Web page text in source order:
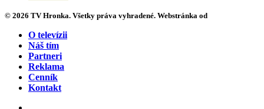
© 2026 TV Hronka. Všetky práva vyhradené. Webstránka od
O televízii
Náš tím
Partneri
Reklama
Cenník
Kontakt